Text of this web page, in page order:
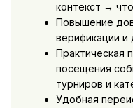
контекст →
Повышение
верификации и
Практическая
посещения
турниров и
Удобная